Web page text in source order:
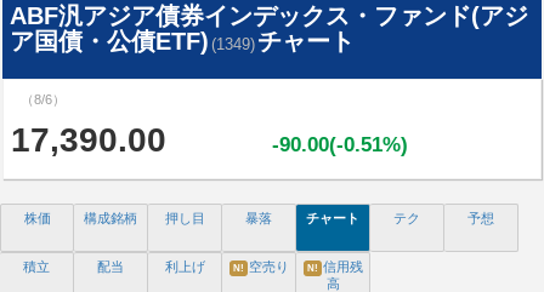
ABF汎アジア債券インデックス・ファンド(アジ
ア国債・公債ETF) (1349) チャート
（8/6）
17,390.00 -90.00(-0.51%)
株価 構成銘柄 押し目 暴落 チャート テク 予想
積立 配当 利上げ N! 空売り N! 信用残
高